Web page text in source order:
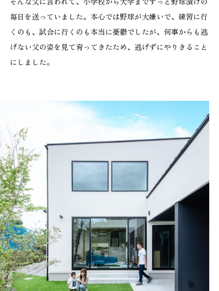
毎日を送っていました。本心では野球が大嫌いで、練習に行
くのも、試合に行くのも本当に憂鬱でしたが、何事からも逃
げない父の姿を見て育ってきたため、逃げずにやりきること
にしました。